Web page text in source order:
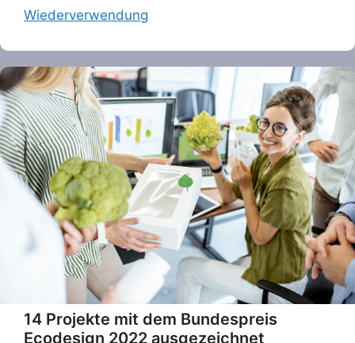
Wiederverwendung
14 Projekte mit dem Bundespreis
Ecodesign 2022 ausgezeichnet